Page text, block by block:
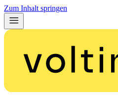
Zum Inhalt springen